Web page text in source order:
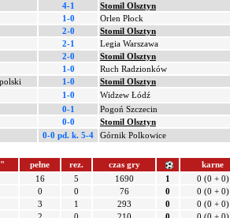
4-1 Stomil Olsztyn
1-0 Orlen Płock
2-0 Stomil Olsztyn
2-1 Legia Warszawa
2-0 Stomil Olsztyn
1-0 Ruch Radzionków
1-0 Stomil Olsztyn
1-0 Widzew Łódź
0-1 Pogoń Szczecin
0-0 Stomil Olsztyn
0-0 pd. k. 5-4 Górnik Polkowice
pełne rez. czas gry karne
16 5 1690 1 0 (0 + 0)
0 0 76 0 0 (0 + 0)
3 1 293 0 0 (0 + 0)